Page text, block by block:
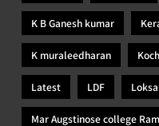
K B Ganesh kumar
K muraleedharan
Latest LDF
Mar Augstinose college